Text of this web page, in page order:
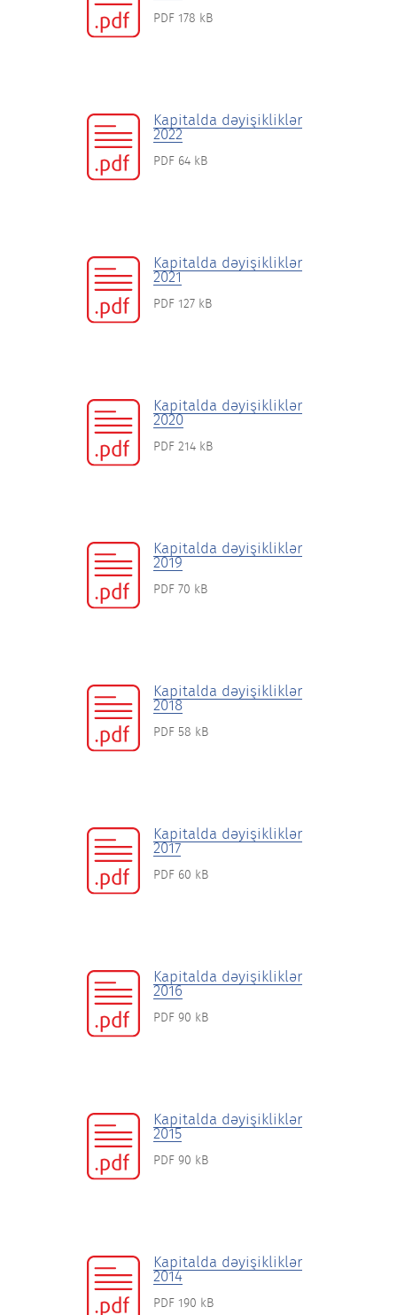
PDF 178 kB
Kapitalda dəyişikliklər
2022
PDF 64 kB
Kapitalda dəyişikliklər
2021
PDF 127 kB
Kapitalda dəyişikliklər
2020
PDF 214 kB
Kapitalda dəyişikliklər
2019
PDF 70 kB
Kapitalda dəyişikliklər
2018
PDF 58 kB
Kapitalda dəyişikliklər
2017
PDF 60 kB
Kapitalda dəyişikliklər
2016
PDF 90 kB
Kapitalda dəyişikliklər
2015
PDF 90 kB
Kapitalda dəyişikliklər
2014
PDF 190 kB